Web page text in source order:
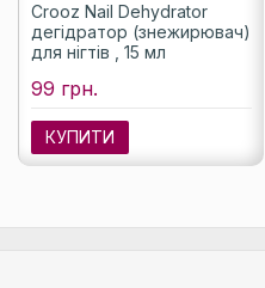
Crooz Nail Dehydrator
дегідратор (знежирювач)
для нігтів , 15 мл
99 грн.
КУПИТИ